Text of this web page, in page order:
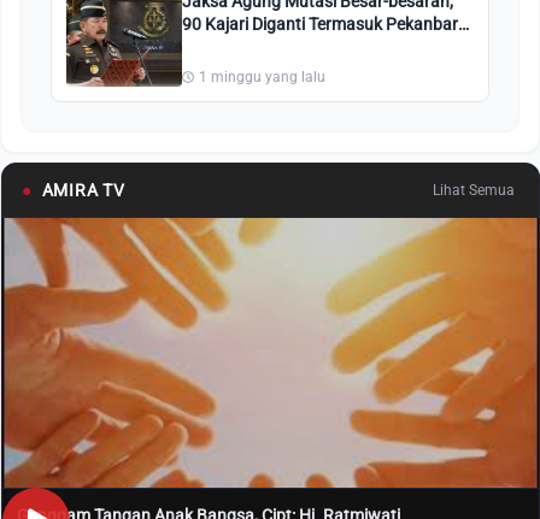
90 Kajari Diganti Termasuk Pekanbaru,
namanya
1 minggu yang lalu
● AMIRA TV Lihat Semua